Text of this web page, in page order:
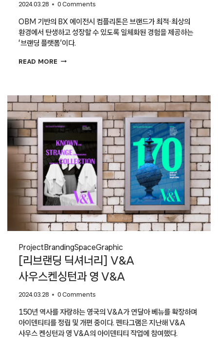
2024.03.28 0 Comments
OBM 기반의 BX 에이전시 컴플리톤은 브랜드가 최적·최상의
환경에서 탄생하고 성장할 수 있도록 일체화된 경험을 제공하는
‘브랜딩 플랫폼’이다.
READ MORE 브랜드에서
새로운
진화,
컴플리톤
ProjectBrandingSpaceGraphic
[리브랜딩 딕셔너리] V&A
사우스켄싱턴과 영 V&A
2024.03.28 0 Comments
150년 역사를 자랑하는 영국의 V&A가 연달아 베뉴를 확장하며
아이덴티티를 정립 및 개편 중이다. 펜타그램은 지난해 V&A
사우스 켄싱턴과 영 V&A의 아이덴티티 작업에 참여했다.